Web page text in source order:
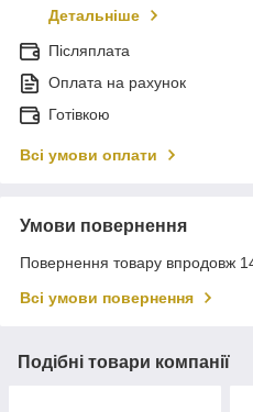
Детальніше
Післяплата
Оплата на рахунок
Готівкою
Всі умови оплати
Умови повернення
Повернення товару впродовж
Всі умови повернення
Подібні товари компанії